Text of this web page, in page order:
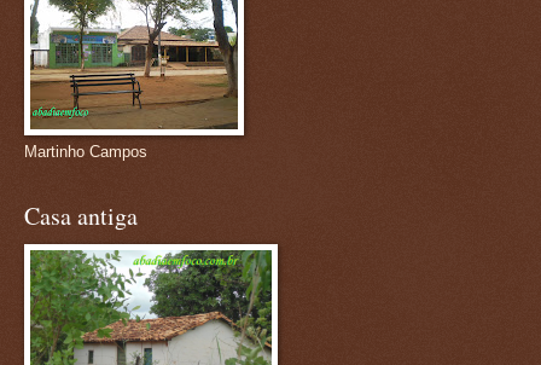
Martinho Campos
Casa antiga